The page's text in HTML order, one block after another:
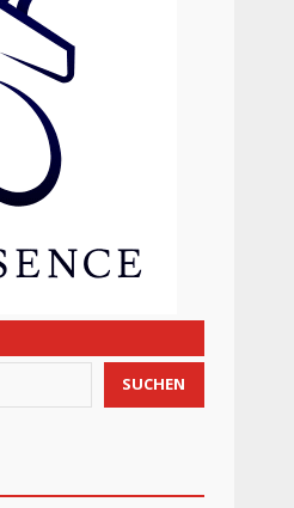
SUCHEN